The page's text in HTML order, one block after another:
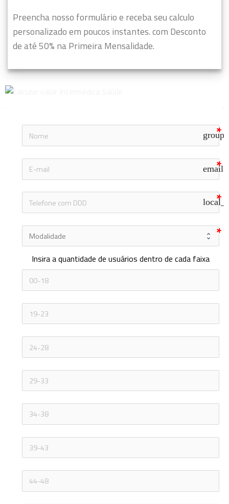
Preencha nosso formulário e receba seu calculo
personalizado em poucos instantes. com Desconto
de até 50% na Primeira Mensalidade.
group
email
Insira a quantidade de usuários dentro de cada faixa